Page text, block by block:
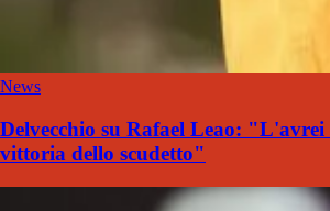
News
Delvecchio su Rafael Leao:
vittoria dello scudetto"